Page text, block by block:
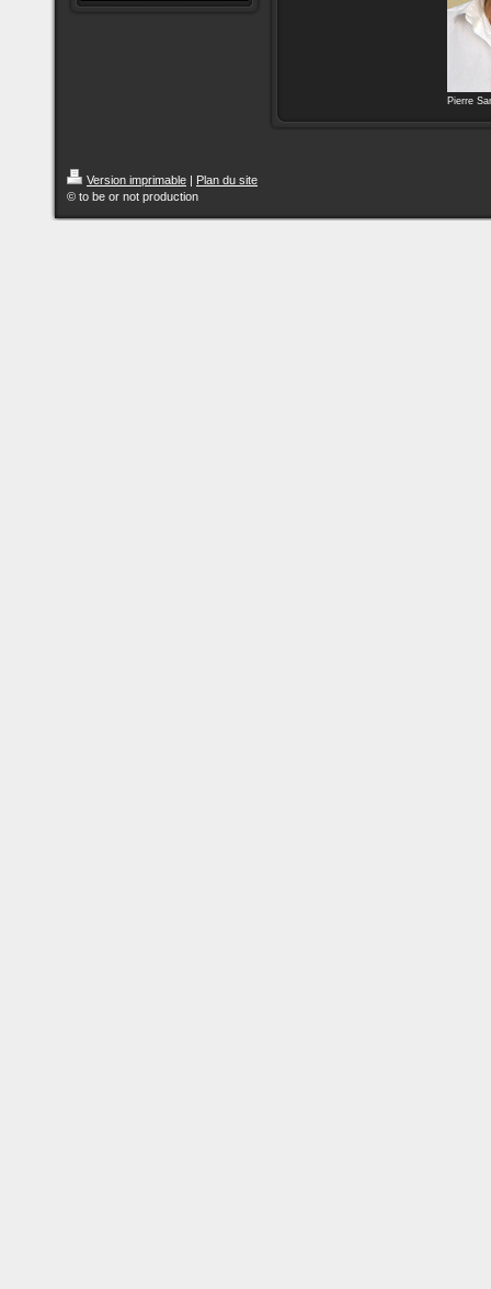
Pierre
Version imprimable | Plan du site
© to be or not production